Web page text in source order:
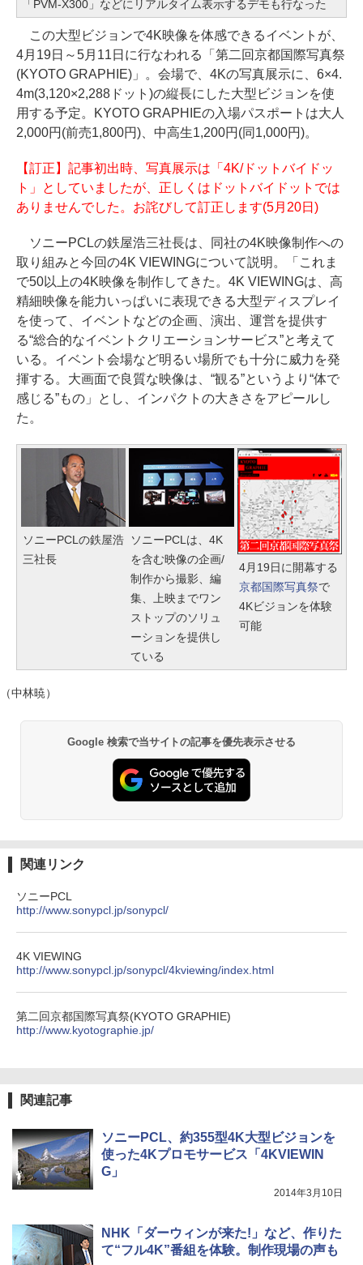
「PVM-X300」などにリアルタイム表示するデモも行なった
この大型ビジョンで4K映像を体感できるイベントが、
4月19日～5月11日に行なわれる「第二回京都国際写真祭
(KYOTO GRAPHIE)」。会場で、4Kの写真展示に、6×4.
4m(3,120×2,288ドット)の縦長にした大型ビジョンを使
用する予定。KYOTO GRAPHIEの入場パスポートは大人
2,000円(前売1,800円)、中高生1,200円(同1,000円)。
【訂正】記事初出時、写真展示は「4K/ドットバイドッ
ト」としていましたが、正しくはドットバイドットでは
ありませんでした。お詫びして訂正します(5月20日)
ソニーPCLの鉄屋浩三社長は、同社の4K映像制作への
取り組みと今回の4K VIEWINGについて説明。「これま
で50以上の4K映像を制作してきた。4K VIEWINGは、高
精細映像を能力いっぱいに表現できる大型ディスプレイ
を使って、イベントなどの企画、演出、運営を提供す
る“総合的なイベントクリエーションサービス”と考えて
いる。イベント会場など明るい場所でも十分に威力を発
揮する。大画面で良質な映像は、“観る”というより“体で
感じる”もの」とし、インパクトの大きさをアピールし
た。
ソニーPCLの鉄屋浩
三社長
ソニーPCLは、4K
を含む映像の企画/
制作から撮影、編
集、上映までワン
ストップのソリュ
ーションを提供し
ている
4月19日に開幕する
京都国際写真祭で
4Kビジョンを体験
可能
（中林暁）
Google 検索で当サイトの記事を優先表示させる
関連リンク
ソニーPCL
http://www.sonypcl.jp/sonypcl/
4K VIEWING
http://www.sonypcl.jp/sonypcl/4kviewing/index.html
第二回京都国際写真祭(KYOTO GRAPHIE)
http://www.kyotographie.jp/
関連記事
ソニーPCL、約355型4K大型ビジョンを
使った4Kプロモサービス「4KVIEWIN
G」
2014年3月10日
NHK「ダーウィンが来た!」など、作りた
て“フル4K”番組を体験。制作現場の声も